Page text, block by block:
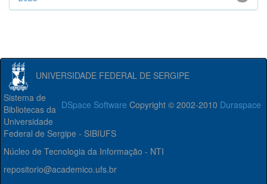
UNIVERSIDADE FEDERAL DE SERGIPE
DSpace Software Copyright © 2002-2010 Duraspace
Sistema de
Bibliotecas da
Universidade
Federal de Sergipe - SIBIUFS
Núcleo de Tecnologia da Informação - NTI
repositorio@academico.ufs.br